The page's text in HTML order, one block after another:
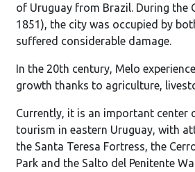
of Uruguay from Brazil. During the
1851), the city was occupied by
suffered considerable damage.
In the 20th century, Melo
growth thanks to agriculture,
Currently, it is an important center
tourism in eastern Uruguay, with
the Santa Teresa Fortress, the
Park and the Salto del Penitente